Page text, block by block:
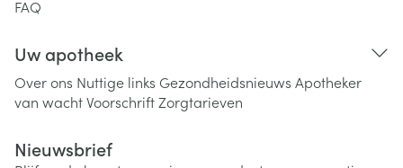
FAQ
Uw apotheek
Over ons Nuttige links Gezondheidsnieuws Apotheker
van wachtVoorschriftZorgtarieven
Nieuwsbrief